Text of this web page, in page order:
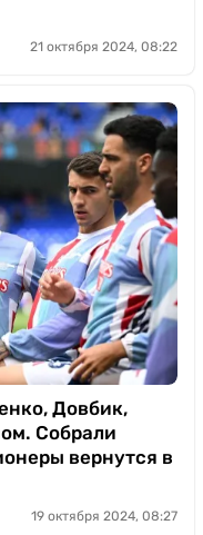
21 октября 2024, 08:22
Довбик,
Собрали
вернутся в
19 октября 2024, 08:27